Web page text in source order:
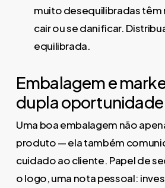
muito desequilibradas têm
cair ou se danificar.
equilibrada.
Embalagem e
dupla oportunidade
Uma boa embalagem não
produto — ela também
cuidado ao cliente. Papel de
o logo, uma nota pessoal: